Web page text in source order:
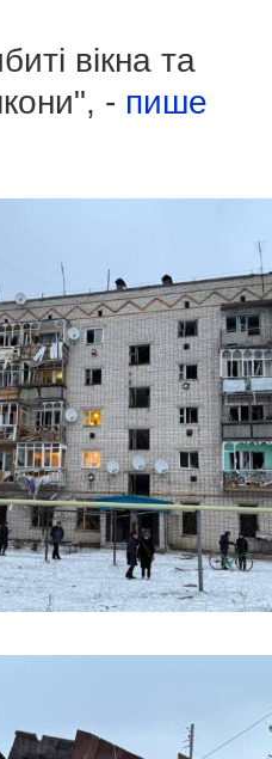
вікна та
- пише